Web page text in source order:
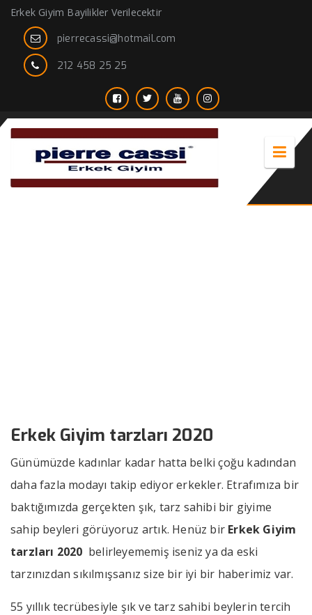
Erkek Giyim Bayilikler Verilecektir
pierrecassi@hotmail.com
212 458 25 25
Erkek Giyim tarzları 2020
Günümüzde kadınlar kadar hatta belki çoğu kadından
daha fazla modayı takip ediyor erkekler. Etrafımıza bir
baktığımızda gerçekten şık, tarz sahibi bir giyime
sahip beyleri görüyoruz artık. Henüz bir Erkek Giyim
tarzları 2020 belirleyememiş iseniz ya da eski
tarzınızdan sıkılmışsanız size bir iyi bir haberimiz var.
55 yıllık tecrübesiyle şık ve tarz sahibi beylerin tercih